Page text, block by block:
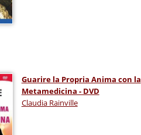
Guarire la Propria Anima con la
Metamedicina - DVD
Claudia Rainville